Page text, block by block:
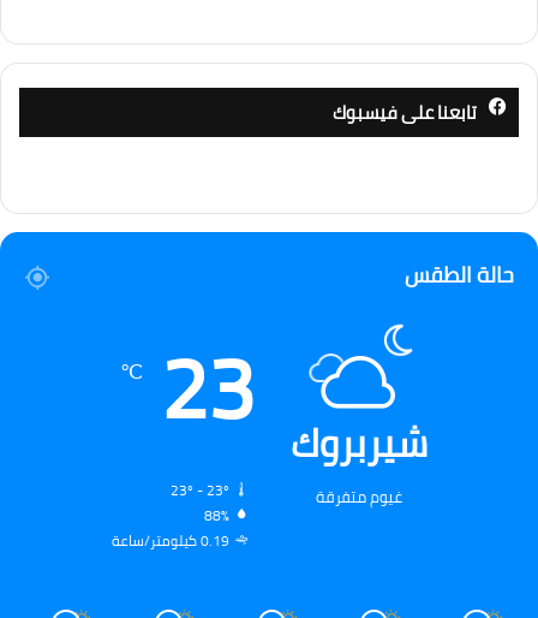
تابعنا على فيسبوك
حالة الطقس
شيربروك
غيوم متفرقة
23
℃
88%
0.19 كيلومتر/ساعة